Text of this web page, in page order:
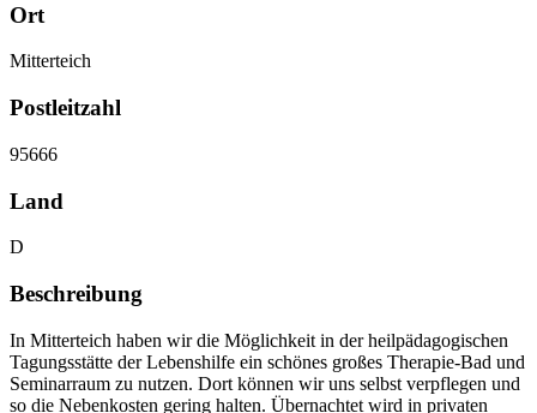
Ort
Mitterteich
Postleitzahl
95666
Land
D
Beschreibung
In Mitterteich haben wir die Möglichkeit in der heilpädagogischen
Tagungsstätte der Lebenshilfe ein schönes großes Therapie-Bad und
Seminarraum zu nutzen. Dort können wir uns selbst verpflegen und
so die Nebenkosten gering halten. Übernachtet wird in privaten